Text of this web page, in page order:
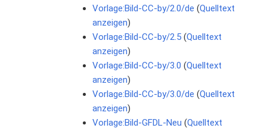
Vorlage:Bild-CC-by/2.0/de (Quelltext
anzeigen)
Vorlage:Bild-CC-by/2.5 (Quelltext
anzeigen)
Vorlage:Bild-CC-by/3.0 (Quelltext
anzeigen)
Vorlage:Bild-CC-by/3.0/de (Quelltext
anzeigen)
Vorlage:Bild-GFDL-Neu (Quelltext